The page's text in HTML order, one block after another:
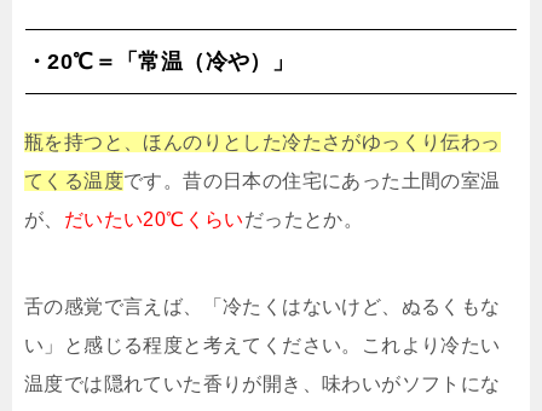
・20℃＝「常温（冷や）」
瓶を持つと、ほんのりとした冷たさがゆっくり伝わっ
てくる温度です。昔の日本の住宅にあった土間の室温
が、 だいたい20℃くらいだったとか。
舌の感覚で言えば、「冷たくはないけど、ぬるくもな
い」と感じる程度と考えてください。これより冷たい
温度では隠れていた香りが開き、味わいがソフトにな